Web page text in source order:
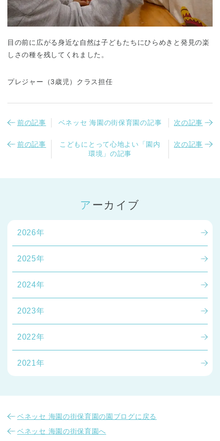
目の前に広がる身近な自然は子どもたちにひらめきと発見の楽
しさの種を残してくれました。
プレジャー（3歳児）クラス担任
前の記事 ベネッセ 海園の街保育園の記事 次の記事
前の記事
こどもにとって心地よい「園内
環境」の記事
次の記事
アーカイブ
2026年
2025年
2024年
2023年
2022年
2021年
ベネッセ 海園の街保育園の園ブログに戻る
ベネッセ 海園の街保育園へ